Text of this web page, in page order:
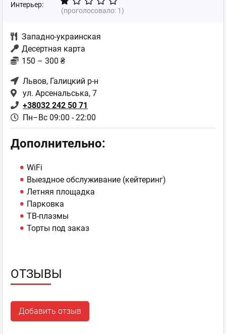
Интерьер:
(проголосовало: 1)
Западно-украинская
Десертная карта
150 – 300 ₴
Львов, Галицкий р-н
ул. Арсенальська, 7
+38032 242 50 71
Пн–Вс 09:00 - 22:00
Дополнительно:
WiFi
Выездное обслуживание (кейтеринг)
Летняя площадка
Парковка
ТВ-плазмы
Торты под заказ
ОТЗЫВЫ
Добавить отзыв